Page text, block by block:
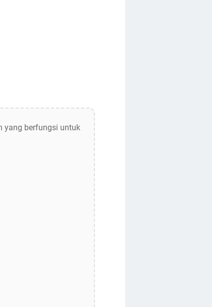
yang berfungsi untuk